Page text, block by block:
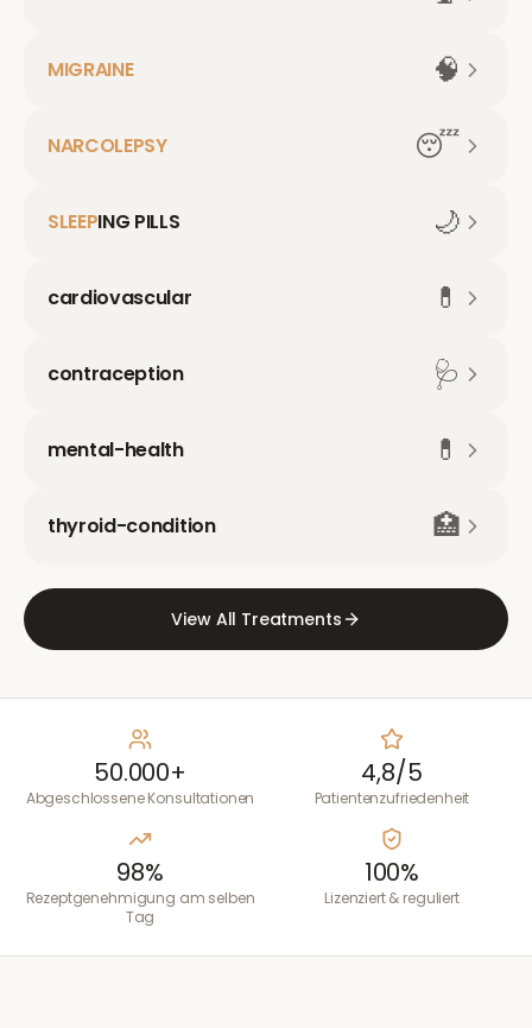
MIGRAINE 🧠
NARCOLEPSY 😴
SLEEPING PILLS 🌙
cardiovascular 💊
contraception 🩺
mental-health 💊
thyroid-condition 🏥
View All Treatments
50.000+
Abgeschlossene Konsultationen
4,8/5
Patientenzufriedenheit
98%
Rezeptgenehmigung am selben
Tag
100%
Lizenziert & reguliert